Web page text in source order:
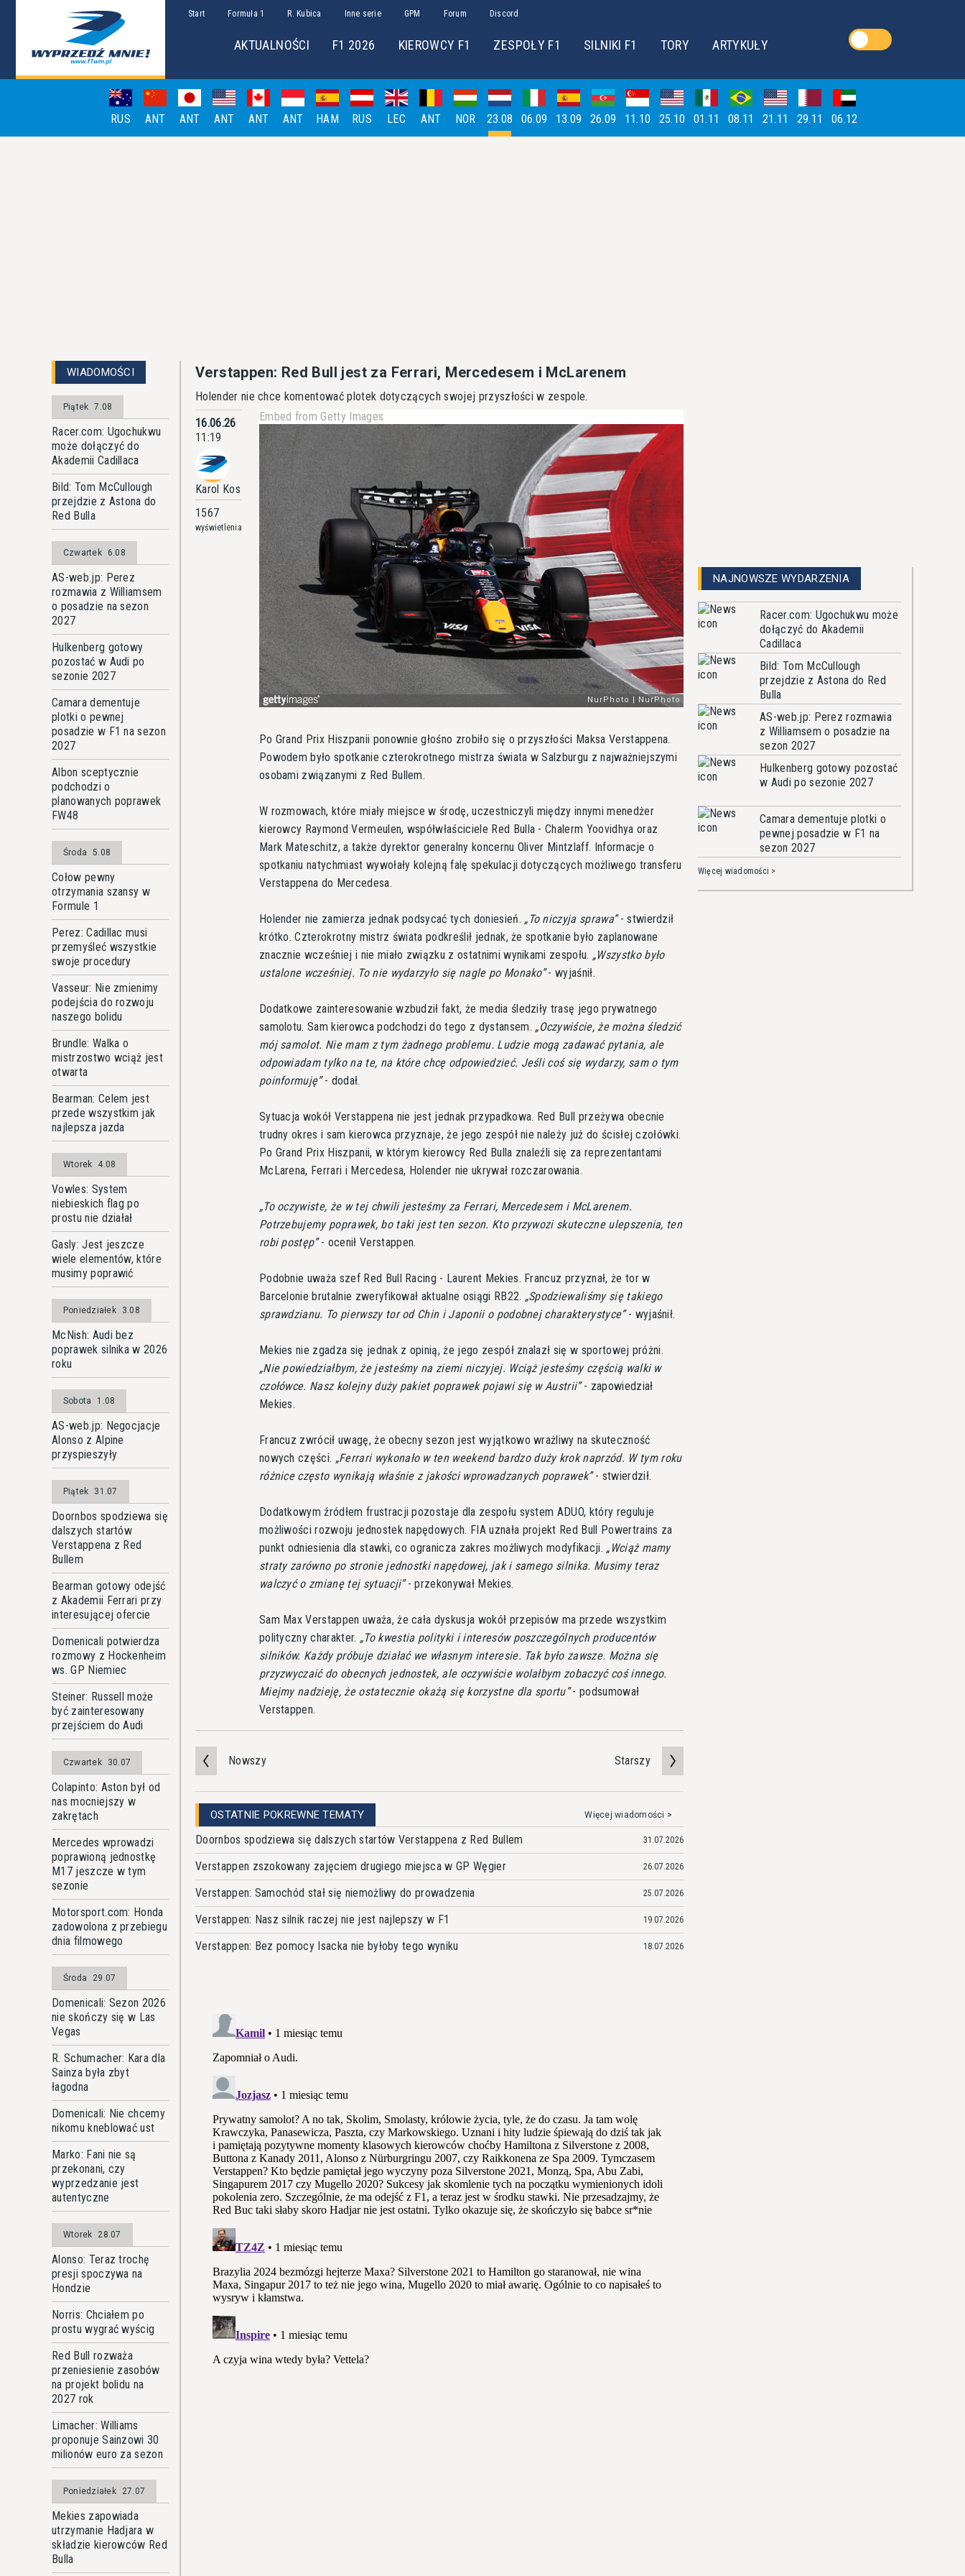
Start Formuła 1 R. Kubica Inne serie GPM Forum Discord
AKTUALNOŚCI F1 2026 KIEROWCY F1 ZESPOŁY F1 SILNIKI F1 TORY ARTYKUŁY
RUS ANT ANT ANT ANT ANT HAM RUS LEC ANT NOR 23.08 06.09 13.09 26.09 11.10 25.10 01.11 08.11 21.11 29.11 06.12
WIADOMOŚCI
Piątek 7.08
Racer.com: Ugochukwu
może dołączyć do
Akademii Cadillaca
Bild: Tom McCullough
przejdzie z Astona do
Red Bulla
Czwartek 6.08
AS-web.jp: Perez
rozmawia z Williamsem
o posadzie na sezon
2027
Hulkenberg gotowy
pozostać w Audi po
sezonie 2027
Camara dementuje
plotki o pewnej
posadzie w F1 na sezon
2027
Albon sceptycznie
podchodzi o
planowanych poprawek
FW48
Środa 5.08
Cołow pewny
otrzymania szansy w
Formule 1
Perez: Cadillac musi
przemyśleć wszystkie
swoje procedury
Vasseur: Nie zmienimy
podejścia do rozwoju
naszego bolidu
Brundle: Walka o
mistrzostwo wciąż jest
otwarta
Bearman: Celem jest
przede wszystkim jak
najlepsza jazda
Wtorek 4.08
Vowles: System
niebieskich flag po
prostu nie działał
Gasly: Jest jeszcze
wiele elementów, które
musimy poprawić
Poniedziałek 3.08
McNish: Audi bez
poprawek silnika w 2026
roku
Sobota 1.08
AS-web.jp: Negocjacje
Alonso z Alpine
przyspieszyły
Piątek 31.07
Doornbos spodziewa się
dalszych startów
Verstappena z Red
Bullem
Bearman gotowy odejść
z Akademii Ferrari przy
interesującej ofercie
Domenicali potwierdza
rozmowy z Hockenheim
ws. GP Niemiec
Steiner: Russell może
być zainteresowany
przejściem do Audi
Czwartek 30.07
Colapinto: Aston był od
nas mocniejszy w
zakrętach
Mercedes wprowadzi
poprawioną jednostkę
M17 jeszcze w tym
sezonie
Motorsport.com: Honda
zadowolona z przebiegu
dnia filmowego
Środa 29.07
Domenicali: Sezon 2026
nie skończy się w Las
Vegas
R. Schumacher: Kara dla
Sainza była zbyt
łagodna
Domenicali: Nie chcemy
nikomu kneblować ust
Marko: Fani nie są
przekonani, czy
wyprzedzanie jest
autentyczne
Wtorek 28.07
Alonso: Teraz trochę
presji spoczywa na
Hondzie
Norris: Chciałem po
prostu wygrać wyścig
Red Bull rozważa
przeniesienie zasobów
na projekt bolidu na
2027 rok
Limacher: Williams
proponuje Sainzowi 30
milionów euro za sezon
Poniedziałek 27.07
Mekies zapowiada
utrzymanie Hadjara w
składzie kierowców Red
Bulla
Verstappen: Red Bull jest za Ferrari, Mercedesem i McLarenem
Holender nie chce komentować plotek dotyczących swojej przyszłości w zespole.
16.06.26
11:19
Karol Kos
1567
wyświetlenia
Embed from Getty Images
Po Grand Prix Hiszpanii ponownie głośno zrobiło się o przyszłości Maksa Verstappena.
Powodem było spotkanie czterokrotnego mistrza świata w Salzburgu z najważniejszymi
osobami związanymi z Red Bullem.
W rozmowach, które miały miejsce w środę, uczestniczyli między innymi menedżer
kierowcy Raymond Vermeulen, współwłaściciele Red Bulla - Chalerm Yoovidhya oraz
Mark Mateschitz, a także dyrektor generalny koncernu Oliver Mintzlaff. Informacje o
spotkaniu natychmiast wywołały kolejną falę spekulacji dotyczących możliwego transferu
Verstappena do Mercedesa.
Holender nie zamierza jednak podsycać tych doniesień. To niczyja sprawa - stwierdził
krótko. Czterokrotny mistrz świata podkreślił jednak, że spotkanie było zaplanowane
znacznie wcześniej i nie miało związku z ostatnimi wynikami zespołu.
Wszystko było
ustalone wcześniej. To nie wydarzyło się nagle po Monako - wyjaśnił.
Dodatkowe zainteresowanie wzbudził fakt, że media śledziły trasę jego prywatnego
samolotu. Sam kierowca podchodzi do tego z dystansem.
Oczywiście, że można śledzić
mój samolot. Nie mam z tym żadnego problemu. Ludzie mogą zadawać pytania, ale
odpowiadam tylko na te, na które chcę odpowiedzieć. Jeśli coś się wydarzy, sam o tym
poinformuję - dodał.
Sytuacja wokół Verstappena nie jest jednak przypadkowa. Red Bull przeżywa obecnie
trudny okres i sam kierowca przyznaje, że jego zespół nie należy już do ścisłej czołówki.
Po Grand Prix Hiszpanii, w którym kierowcy Red Bulla znaleźli się za reprezentantami
McLarena, Ferrari i Mercedesa, Holender nie ukrywał rozczarowania.
To oczywiste, że w tej chwili jesteśmy za Ferrari, Mercedesem i McLarenem.
Potrzebujemy poprawek, bo taki jest ten sezon. Kto przywozi skuteczne ulepszenia, ten
robi postęp - ocenił Verstappen.
Podobnie uważa szef Red Bull Racing - Laurent Mekies. Francuz przyznał, że tor w
Barcelonie brutalnie zweryfikował aktualne osiągi RB22.
Spodziewaliśmy się takiego
sprawdzianu. To pierwszy tor od Chin i Japonii o podobnej charakterystyce - wyjaśnił.
Mekies nie zgadza się jednak z opinią, że jego zespół znalazł się w sportowej próżni.
Nie powiedziałbym, że jesteśmy na ziemi niczyjej. Wciąż jesteśmy częścią walki w
czołówce. Nasz kolejny duży pakiet poprawek pojawi się w Austrii - zapowiedział
Mekies.
Francuz zwrócił uwagę, że obecny sezon jest wyjątkowo wrażliwy na skuteczność
nowych części.
Ferrari wykonało w ten weekend bardzo duży krok naprzód. W tym roku
różnice często wynikają właśnie z jakości wprowadzanych poprawek - stwierdził.
Dodatkowym źródłem frustracji pozostaje dla zespołu system ADUO, który reguluje
możliwości rozwoju jednostek napędowych. FIA uznała projekt Red Bull Powertrains za
punkt odniesienia dla stawki, co ogranicza zakres możliwych modyfikacji.
Wciąż mamy
straty zarówno po stronie jednostki napędowej, jak i samego silnika. Musimy teraz
walczyć o zmianę tej sytuacji - przekonywał Mekies.
Sam Max Verstappen uważa, że cała dyskusja wokół przepisów ma przede wszystkim
polityczny charakter.
To kwestia polityki i interesów poszczególnych producentów
silników. Każdy próbuje działać we własnym interesie. Tak było zawsze. Można się
przyzwyczaić do obecnych jednostek, ale oczywiście wolałbym zobaczyć coś innego.
Miejmy nadzieję, że ostatecznie okażą się korzystne dla sportu - podsumował
Verstappen.
Nowszy Starszy
OSTATNIE POKREWNE TEMATY Więcej wiadomości >
Doornbos spodziewa się dalszych startów Verstappena z Red Bullem 31.07.2026
Verstappen zszokowany zajęciem drugiego miejsca w GP Węgier 26.07.2026
Verstappen: Samochód stał się niemożliwy do prowadzenia 25.07.2026
Verstappen: Nasz silnik raczej nie jest najlepszy w F1 19.07.2026
Verstappen: Bez pomocy Isacka nie byłoby tego wyniku 18.07.2026
NAJNOWSZE WYDARZENIA
Racer.com: Ugochukwu może
dołączyć do Akademii
Cadillaca
Bild: Tom McCullough
przejdzie z Astona do Red
Bulla
AS-web.jp: Perez rozmawia
z Williamsem o posadzie na
sezon 2027
Hulkenberg gotowy pozostać
w Audi po sezonie 2027
Camara dementuje plotki o
pewnej posadzie w F1 na
sezon 2027
Więcej wiadomości >